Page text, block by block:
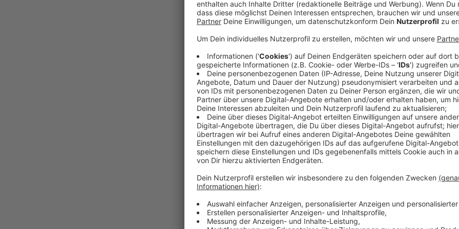
Anzeige
35.000 Beschäftigte unter neuem Mindestlohn
Diesen Samstag steigt in Deutschland der
Allein im Kreis Mettmann liegen mehr als 35.000
Lohngrenze. Das teilt der Kreisverband des
die Reform vor allem Frauen und geringfügig
erhalten immer noch viele den gesetzlichen
hätten, kritisiert der Gewerkschaftsbund. Er